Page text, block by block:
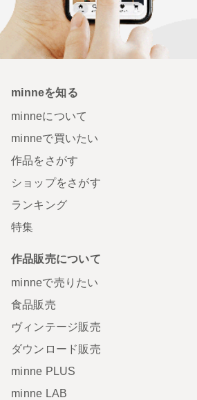
minneを知る
minneについて
minneで買いたい
作品をさがす
ショップをさがす
ランキング
特集
作品販売について
minneで売りたい
食品販売
ヴィンテージ販売
ダウンロード販売
minne PLUS
minne LAB